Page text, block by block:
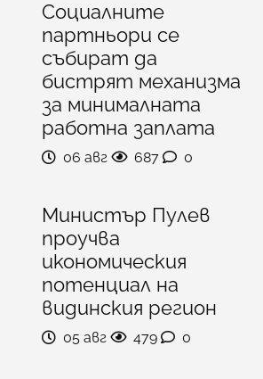
Социалните
партньори се
събират да
бистрят механизма
за минималната
работна заплата
06 авг 687 0
Министър Пулев
проучва
икономическия
потенциал на
видинския регион
05 авг 479 0